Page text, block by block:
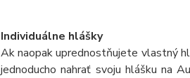
Individuálne hlášky
Ak naopak uprednostňujete vlastný
jednoducho nahrať svoju hlášku na